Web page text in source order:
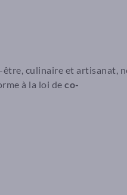
culinaire et artisanat,
à la loi de co-